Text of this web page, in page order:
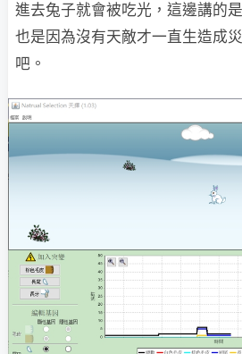
進去兔子就會被吃光，這邊講的
也是因為沒有天敵才一直生造成
吧。